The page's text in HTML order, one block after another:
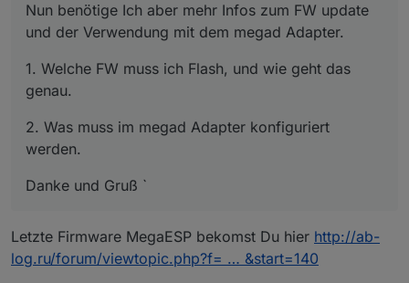
Nun benötige Ich aber mehr Infos zum FW update
und der Verwendung mit dem megad Adapter.
1. Welche FW muss ich Flash, und wie geht das
genau.
2. Was muss im megad Adapter konfiguriert
werden.
Danke und Gruß `
Letzte Firmware MegaESP bekomst Du hier http://ab-
log.ru/forum/viewtopic.php?f= … &start=140